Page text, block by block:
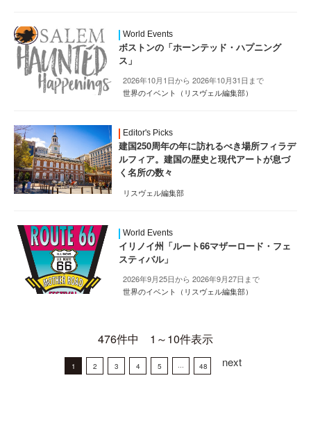
World Events
ボストンの「ホーンテッド・ハプニング
ス」
2026年10月1日から 2026年10月31日まで
世界のイベント（リスヴェル編集部）
Editor's Picks
建国250周年の年に訪れるべき場所フィラデ
ルフィア。建国の歴史と現代アートが息づ
く名所の数々
リスヴェル編集部
World Events
イリノイ州「ルート66マザーロード・フェ
スティバル」
2026年9月25日から 2026年9月27日まで
世界のイベント（リスヴェル編集部）
476件中 1～10件表示
1 2 3 4 5 ··· 48 next